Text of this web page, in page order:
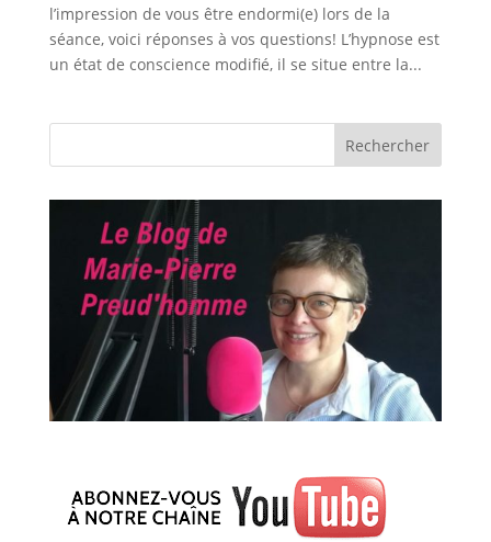
l’impression de vous être endormi(e) lors de la
séance, voici réponses à vos questions! L’hypnose est
un état de conscience modifié, il se situe entre la...